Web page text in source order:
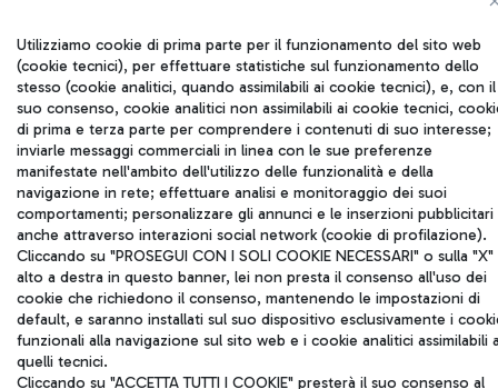
Che cos'è Airports For Innovation?
Qual è l'obiettivo di Airports For Innovation?
Quando aprirà la Call4Startups?
SCOPRI LE NOSTRE FAQ
Privacy Policy-Cookie policy-Note legali
Utilizziamo cookie di prima parte per il funzionamento del sito web
(cookie tecnici), per effettuare statistiche sul funzionamento dello
stesso (cookie analitici, quando assimilabili ai cookie tecnici), e, con il
suo consenso, cookie analitici non assimilabili ai cookie tecnici,
di prima e terza parte per comprendere i contenuti di suo interesse;
inviarle messaggi commerciali in linea con le sue preferenze
manifestate nell'ambito dell'utilizzo delle funzionalità e della
navigazione in rete; effettuare analisi e monitoraggio dei suoi
comportamenti; personalizzare gli annunci e le inserzioni pubblicitari
anche attraverso interazioni social network (cookie di profilazione).
Cliccando su "PROSEGUI CON I SOLI COOKIE NECESSARI" o sulla "X"
alto a destra in questo banner, lei non presta il consenso all'uso dei
cookie che richiedono il consenso, mantenendo le impostazioni di
default, e saranno installati sul suo dispositivo esclusivamente i
funzionali alla navigazione sul sito web e i cookie analitici assimilabili
quelli tecnici.
Cliccando su "ACCETTA TUTTI I COOKIE" presterà il suo consenso al